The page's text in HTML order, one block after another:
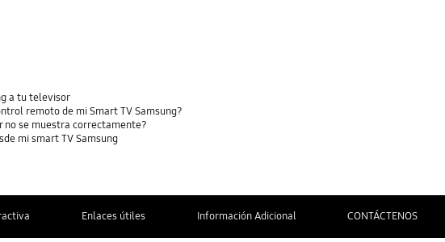
a tu televisor
remoto de mi Smart TV Samsung?
no se muestra correctamente?
mi smart TV Samsung
Enlaces útiles Información Adicional CONTÁCTENOS